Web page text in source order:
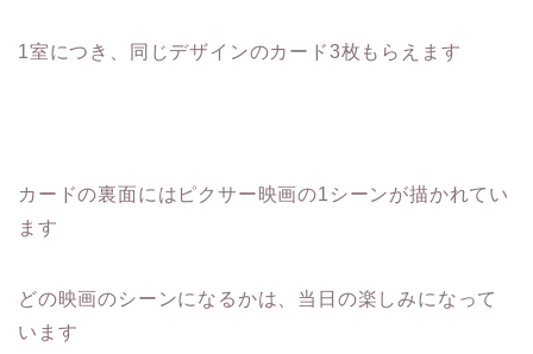
1室につき、同じデザインのカード3枚もらえます
カードの裏面にはピクサー映画の1シーンが描かれてい
ます
どの映画のシーンになるかは、当日の楽しみになって
います